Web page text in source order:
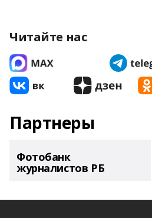
Читайте нас
Партнеры
Фотобанк
журналистов РБ